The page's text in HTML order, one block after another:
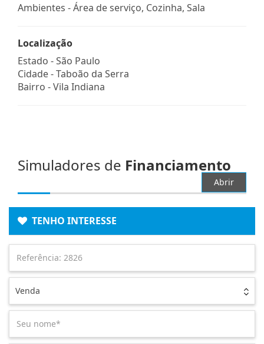
Ambientes - Área de serviço, Cozinha, Sala
Localização
Estado -São Paulo
Cidade -Taboão da Serra
Bairro -Vila Indiana
Simuladores de Financiamento
Abrir
TENHO INTERESSE
Venda